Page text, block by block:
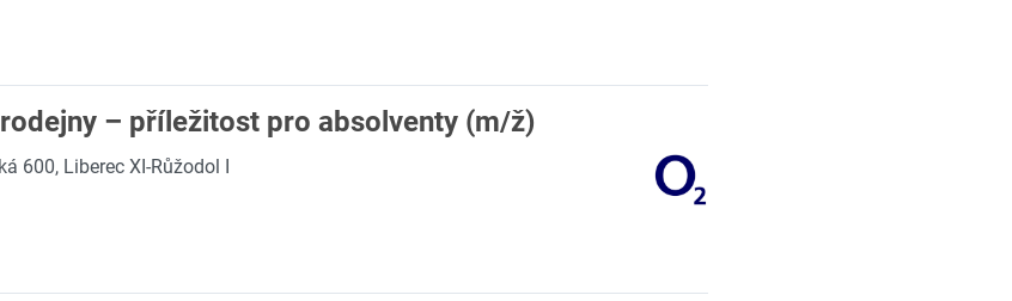
– příležitost pro absolventy (m/ž)
600, Liberec XI-Růžodol I